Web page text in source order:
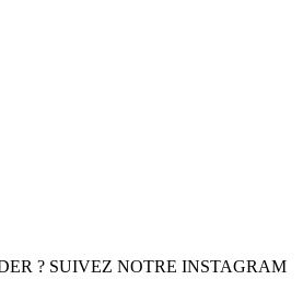
? SUIVEZ NOTRE INSTAGRAM